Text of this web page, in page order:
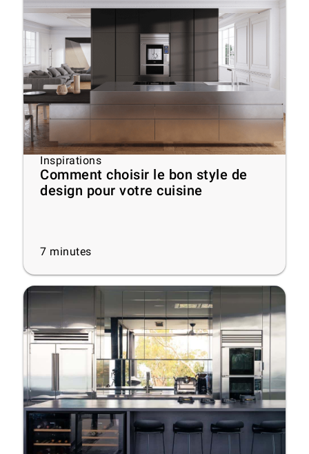
Inspirations
Comment choisir le bon style de
design pour votre cuisine
7 minutes